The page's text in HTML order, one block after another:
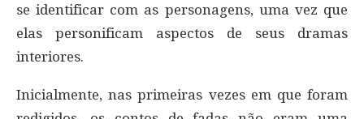
se identificar com as personagens, uma vez que
elas personificam aspectos de seus dramas
interiores.
Inicialmente, nas primeiras vezes em que foram